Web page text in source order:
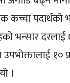
कच्चा
भन्सार
१०
।